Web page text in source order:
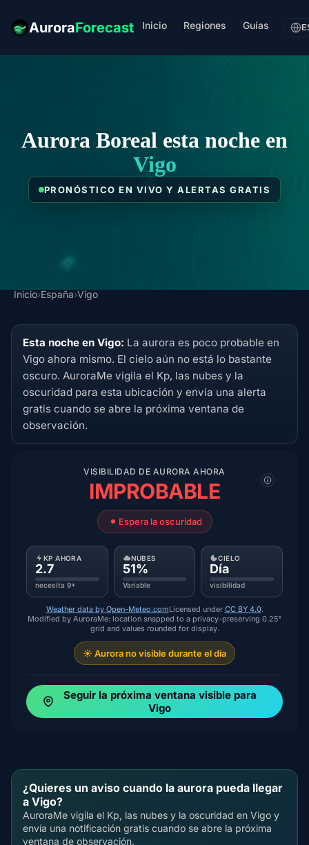
AuroraForecast Inicio Regiones Guías
Aurora Boreal esta noche en
Vigo
PRONÓSTICO EN VIVO Y ALERTAS GRATIS
Inicio›España›Vigo
Esta noche en Vigo: La aurora es poco probable en
Vigo ahora mismo. El cielo aún no está lo bastante
oscuro. AuroraMe vigila el Kp, las nubes y la
oscuridad para esta ubicación y envía una alerta
gratis cuando se abre la próxima ventana de
observación.
VISIBILIDAD DE AURORA AHORA
IMPROBABLE
Espera la oscuridad
KP AHORA
2.7
necesita 9+
NUBES
51%
Variable
CIELO
Día
visibilidad
Weather data by Open-Meteo.comLicensed under CC BY 4.0.
Modified by AuroraMe: location snapped to a privacy-preserving 0.25°
grid and values rounded for display.
☀️ Aurora no visible durante el día
Seguir la próxima ventana visible para
Vigo
¿Quieres un aviso cuando la aurora pueda llegar
a Vigo?
AuroraMe vigila el Kp, las nubes y la oscuridad en Vigo y
envía una notificación gratis cuando se abre la próxima
ventana de observación.